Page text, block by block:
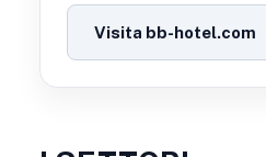
Visita bb-hotel.com